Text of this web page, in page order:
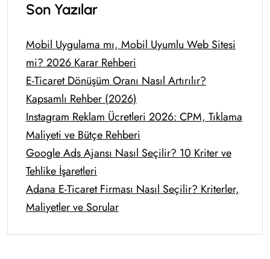
Son Yazılar
Mobil Uygulama mı, Mobil Uyumlu Web Sitesi
mi? 2026 Karar Rehberi
E-Ticaret Dönüşüm Oranı Nasıl Artırılır?
Kapsamlı Rehber (2026)
Instagram Reklam Ücretleri 2026: CPM, Tıklama
Maliyeti ve Bütçe Rehberi
Google Ads Ajansı Nasıl Seçilir? 10 Kriter ve
Tehlike İşaretleri
Adana E-Ticaret Firması Nasıl Seçilir? Kriterler,
Maliyetler ve Sorular